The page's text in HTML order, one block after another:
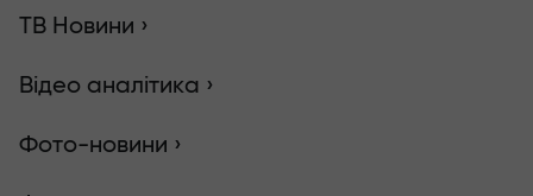
ТВ Новини ›
Відео аналітика ›
Фото-новини ›